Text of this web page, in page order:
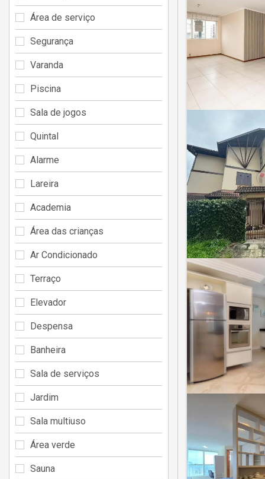
Área de serviço
Segurança
Varanda
Piscina
Sala de jogos
Quintal
Alarme
Lareira
Academia
Área das crianças
Ar Condicionado
Terraço
Elevador
Despensa
Banheira
Sala de serviços
Jardim
Sala multiuso
Área verde
Sauna